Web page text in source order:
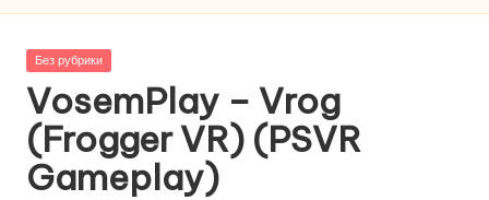
Posted
Без рубрики
VosemPlay – Vrog
(Frogger VR) (PSVR
Gameplay)